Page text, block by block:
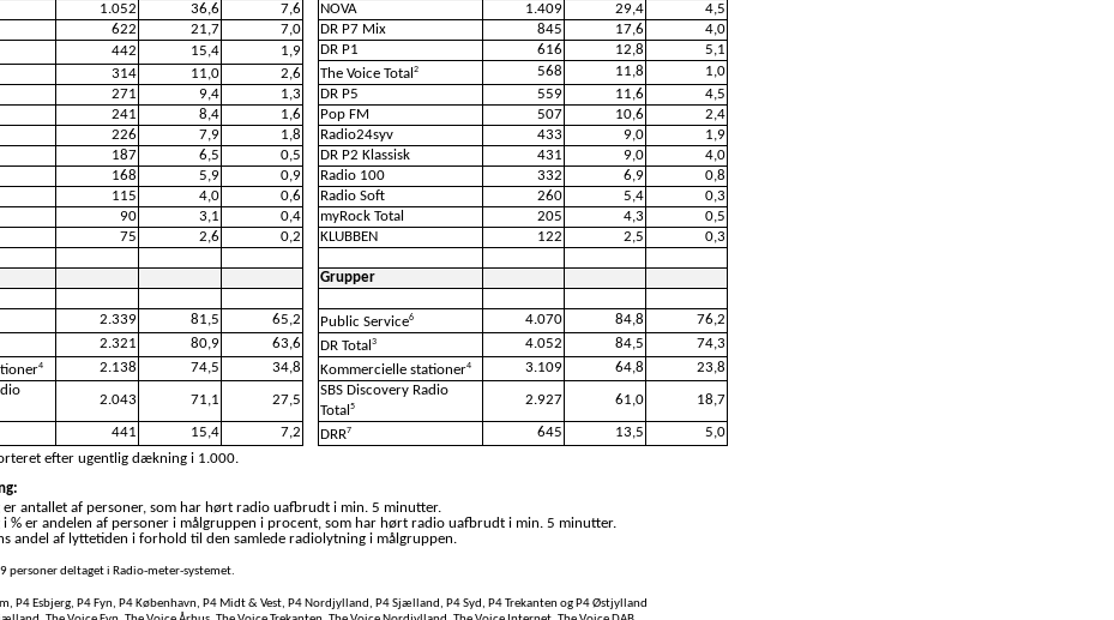
1.052 36,6
7,6
622 21,7
7,0
442 15,4
1,9
314 11,0
2,6
271 9,4
1,3
241 8,4
1,6
226 7,9
1,8
187 6,5
0,5
168 5,9
0,9
115 4,0
0,6
90 3,1
0,4
75 2,6 0,2
2.339 81,5
65,2
2.321 80,9
63,6
4 2.138 74,5
34,8
2.043 71,1 27,5
441 15,4 7,2
NOVA
1.409 29,4
4,5
DR P7 Mix
845 17,6
4,0
DR P1
616 12,8
5,1
The Voice Total 2 568 11,8
1,0
DR P5
559 11,6
4,5
Pop FM
507 10,6
2,4
Radio24syv
433 9,0
1,9
DR P2 Klassisk
431 9,0
4,0
Radio 100
332 6,9
0,8
Radio Soft
260 5,4
0,3
myRock Total
205 4,3
0,5
KLUBBEN
122 2,5 0,3
Grupper
Public Service6 4.070 84,8
76,2
DR Total 3 4.052 84,5
74,3
Kommercielle stationer4 3.109 64,8
23,8
SBS Discovery Radio
Total 5 2.927 61,0 18,7
DRR7 645 13,5
5,0
efter ugentlig dækning i 1.000.
antallet af personer, som har hørt radio uafbrudt i min. 5 minutter.
% er andelen af personer i målgruppen i procent, som har hørt radio uafbrudt i min. 5 minutter.
andel af lyttetiden i forhold til den samlede radiolytning i målgruppen.
personer deltaget i Radio-meter-systemet.
P4 Esbjerg, P4 Fyn, P4 København, P4 Midt & Vest, P4 Nordjylland, P4 Sjælland, P4 Syd, P4 Trekanten og P4 Østjylland